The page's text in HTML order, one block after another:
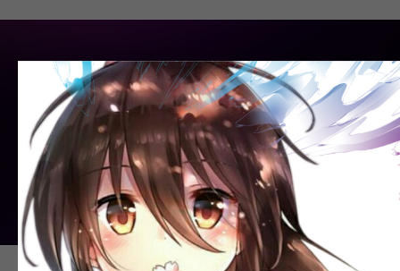
ПОДЕЛИТЬСЯ СТАТЬЕЙ